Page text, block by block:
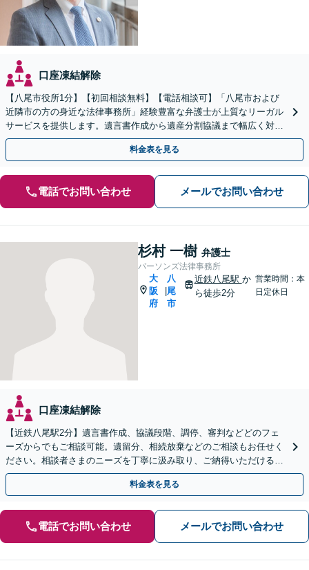
口座凍結解除
【八尾市役所1分】【初回相談無料】【電話相談可】「八尾市および
近隣市の方の身近な法律事務所」経験豊富な弁護士が上質なリーガル
サービスを提供します。遺言書作成から遺産分割協議まで幅広く対応
「他士業と連携してスムーズな解決」【休日・夜間相談可】
料金表を見る
電話でお問い合わせ メールでお問い合わせ
杉村 一樹 弁護士
パーソンズ法律事務所
大
阪
府
八
尾
市
近鉄八尾駅 か
ら徒歩2分
営業時間：本
日定休日
口座凍結解除
【近鉄八尾駅2分】遺言書作成、協議段階、調停、審判などどのフェ
ーズからでもご相談可能。遺留分、相続放棄などのご相談もお任せく
ださい。相談者さまのニーズを丁寧に汲み取り、ご納得いただける解
決を実現できるよう尽力します【夜間・休日相談OK】
料金表を見る
電話でお問い合わせ メールでお問い合わせ